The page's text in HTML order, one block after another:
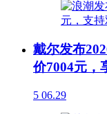
戴尔发布
价7004元，
5 06.29